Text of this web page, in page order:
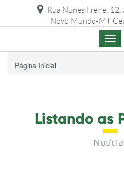
Rua Nunes Freire, 12,
Novo Mundo-MT
Menu
de
Página Inicial
Listando as